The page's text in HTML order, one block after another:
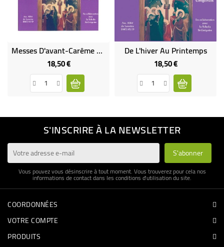
Messes D'avant-Carême Septuagésime - Chant Grégorien (CD)
18,50 €Prix
De L'hiver Au Printemps
18,50 €Prix
S'INSCRIRE À LA NEWSLETTER
Vous pouvez vous désinscrire à tout moment. Vous trouverez pour cela nos
informations de contact dans les conditions d'utilisation du site.
COORDONNÉES
VOTRE COMPTE
PRODUITS